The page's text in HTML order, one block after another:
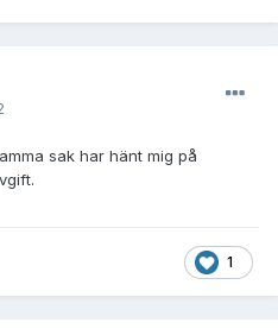
sak har hänt mig på
1